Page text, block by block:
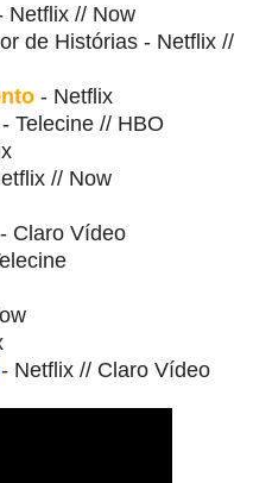
Netflix // Now
de Histórias - Netflix //
- Netflix
Telecine // HBO
// Now
Claro Vídeo
- Netflix // Claro Vídeo